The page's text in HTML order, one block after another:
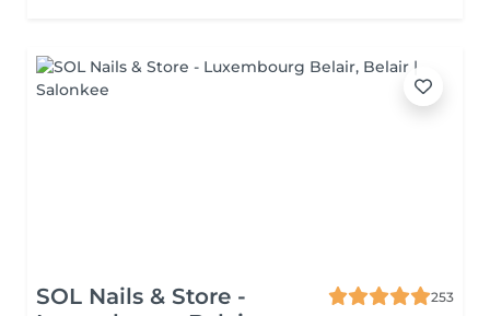
SOL Nails & Store -
253